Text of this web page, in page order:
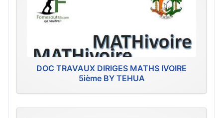
DOC TRAVAUX DIRIGES MATHS IVOIRE
5ième BY TEHUA